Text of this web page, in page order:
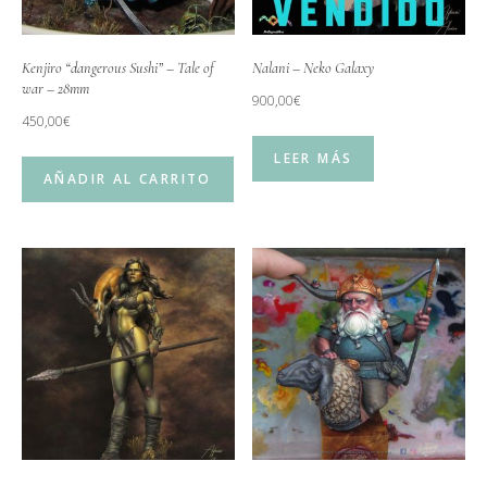
Kenjiro “dangerous Sushi” – Tale of
war – 28mm
450,00€
AÑADIR AL CARRITO
Nalani – Neko Galaxy
900,00€
LEER MÁS